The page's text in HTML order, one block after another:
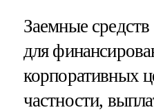
Заемные
для
корпоративных
частности,